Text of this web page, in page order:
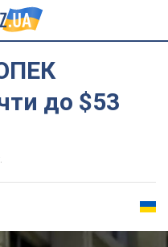
до $53